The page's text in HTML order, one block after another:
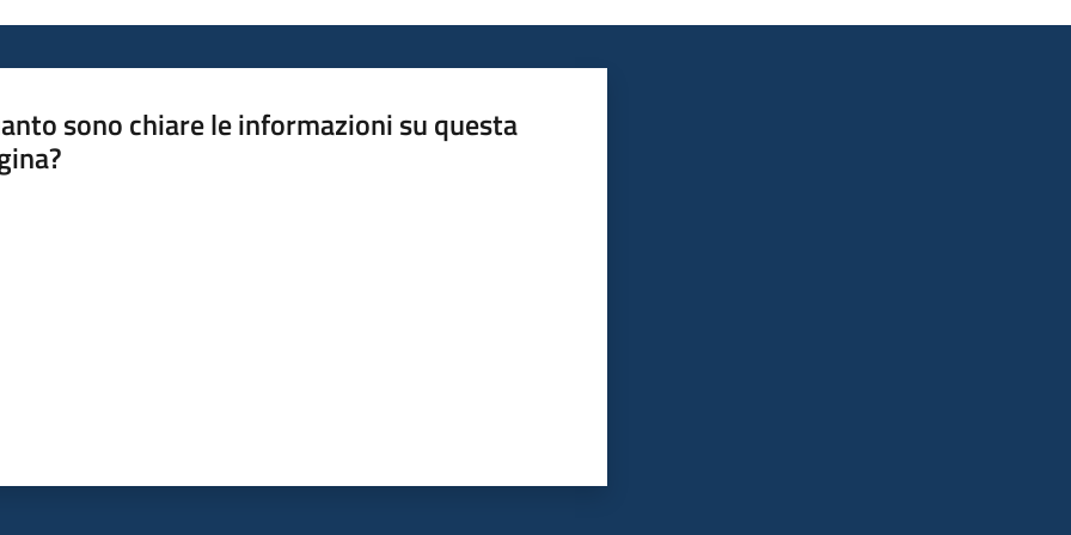
sono chiare le informazioni su questa